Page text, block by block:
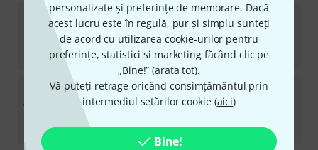
personalizate și preferințe de memorare. Dacă
acest lucru este în regulă, pur și simplu sunteți
de acord cu utilizarea cookie-urilor pentru
preferințe, statistici și marketing făcând clic pe
„Bine!” (arata tot).
Vă puteți retrage oricând consimțământul prin
intermediul setărilor cookie (aici)
Bine!
Sommer CableRJ 45 Crimp BK
18
în stoc
11,90 lei
Sommer CableVector BNC HDTV DH 3,0m
7
205lei